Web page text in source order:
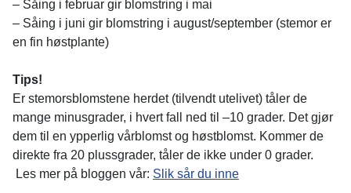
– Såing i februar gir blomstring i mai
– Såing i juni gir blomstring i august/september (stemor er
en fin høstplante)
Tips!
Er stemorsblomstene herdet (tilvendt utelivet) tåler de
mange minusgrader, i hvert fall ned til –10 grader. Det gjør
dem til en ypperlig vårblomst og høstblomst. Kommer de
direkte fra 20 plussgrader, tåler de ikke under 0 grader.
Les mer på bloggen vår: Slik sår du inne